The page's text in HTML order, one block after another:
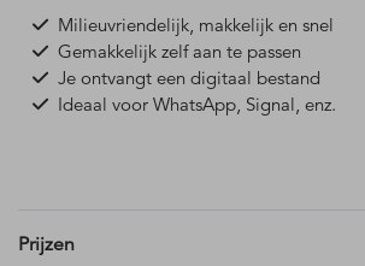
Milieuvriendelijk, makkelijk en snel
Gemakkelijk zelf aan te passen
Je ontvangt een digitaal bestand
Ideaal voor WhatsApp, Signal, enz.
Prijzen